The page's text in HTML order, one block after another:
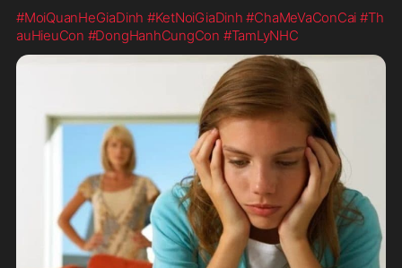
#MoiQuanHeGiaDinh #KetNoiGiaDinh #ChaMeVaConCai #Th
auHieuCon #DongHanhCungCon #TamLyNHC